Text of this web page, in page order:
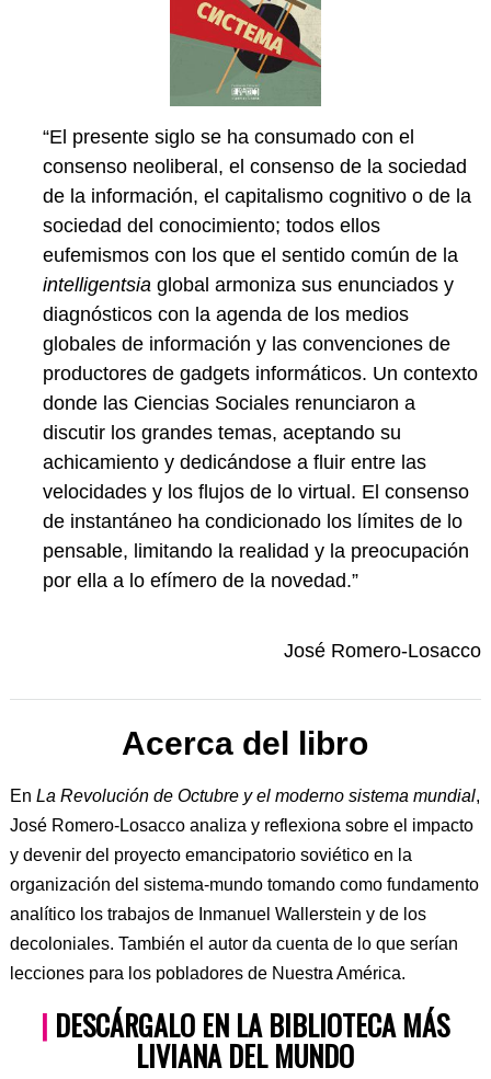
“El presente siglo se ha consumado con el
consenso neoliberal, el consenso de la sociedad
de la información, el capitalismo cognitivo o de la
sociedad del conocimiento; todos ellos
eufemismos con los que el sentido común de la
intelligentsiaglobal armoniza sus enunciados y
diagnósticos con la agenda de los medios
globales de información y las convenciones de
productores de gadgets informáticos. Un contexto
donde las Ciencias Sociales renunciaron a
discutir los grandes temas, aceptando su
achicamiento y dedicándose a fluir entre las
velocidades y los flujos de lo virtual. El consenso
de instantáneo ha condicionado los límites de lo
pensable, limitando la realidad y la preocupación
por ella a lo efímero de la novedad.”
José Romero-Losacco
Acerca del libro
En La Revolución de Octubre y el moderno sistema mundial,
José Romero-Losacco analiza y reflexiona sobre el impacto
y devenir del proyecto emancipatorio soviético en la
organización del sistema-mundo tomando como fundamento
analítico los trabajos de Inmanuel Wallerstein y de los
decoloniales. También el autor da cuenta de lo que serían
lecciones para los pobladores de Nuestra América.
| DESCÁRGALO EN LA BIBLIOTECA MÁS
LIVIANA DEL MUNDO